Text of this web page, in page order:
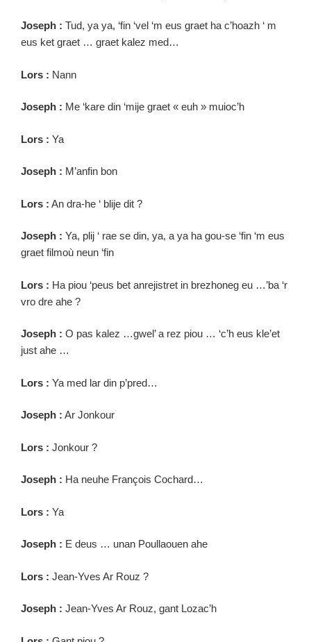
Joseph : Tud, ya ya, ‘fin ‘vel ‘m eus graet ha c’hoazh ‘ m
eus ket graet … graet kalez med…
Lors : Nann
Joseph : Me ‘kare din ‘mije graet « euh » muioc’h
Lors : Ya
Joseph : M’anfin bon
Lors : An dra-he ‘ blije dit ?
Joseph : Ya, plij ‘ rae se din, ya, a ya ha gou-se ‘fin ‘m eus
graet filmoù neun ‘fin
Lors : Ha piou ‘peus bet anrejistret in brezhoneg eu …’ba ‘r
vro dre ahe ?
Joseph : O pas kalez …gwel’ a rez piou … ‘c’h eus kle’et
just ahe …
Lors : Ya med lar din p’pred…
Joseph : Ar Jonkour
Lors : Jonkour ?
Joseph : Ha neuhe François Cochard…
Lors : Ya
Joseph : E deus … unan Poullaouen ahe
Lors : Jean-Yves Ar Rouz ?
Joseph : Jean-Yves Ar Rouz, gant Lozac’h